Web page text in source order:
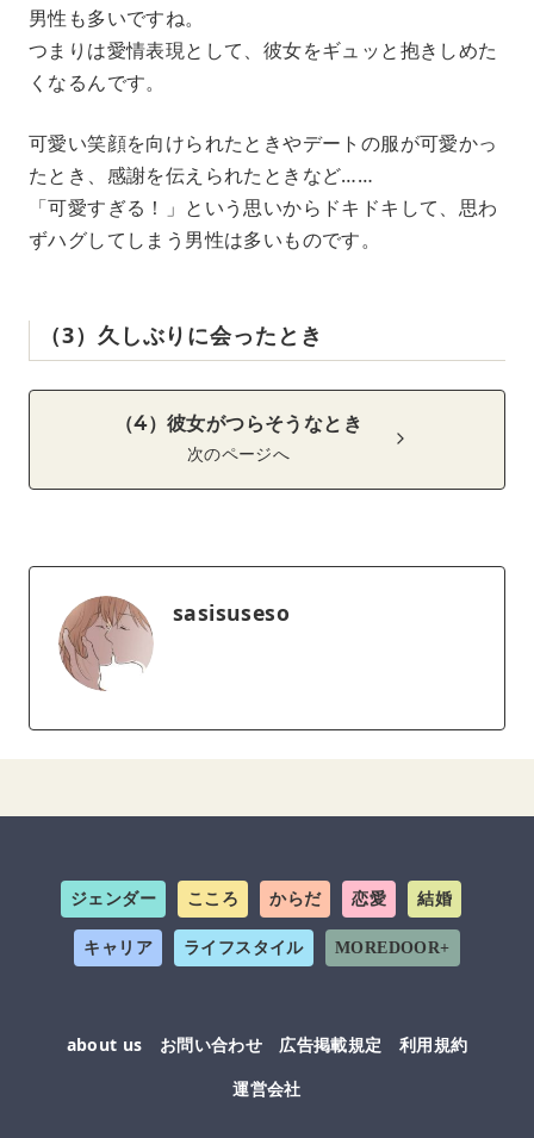
男性も多いですね。
つまりは愛情表現として、彼女をギュッと抱きしめた
くなるんです。
可愛い笑顔を向けられたときやデートの服が可愛かっ
たとき、感謝を伝えられたときなど……
「可愛すぎる！」という思いからドキドキして、思わ
ずハグしてしまう男性は多いものです。
（3）久しぶりに会ったとき
（4）彼女がつらそうなとき
次のページへ
sasisuseso
ジェンダー こころ からだ 恋愛 結婚
キャリア ライフスタイル MOREDOOR+
about us お問い合わせ 広告掲載規定
利用規約
運営会社